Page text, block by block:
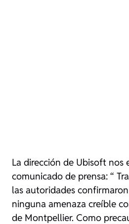
La dirección de Ubisoft nos
comunicado de prensa: “
las autoridades
ninguna amenaza creíble
de Montpellier. Como